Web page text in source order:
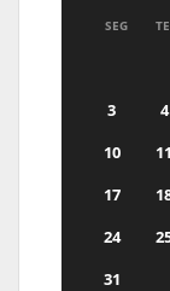
SEG
3
4
10
11
17
24
31